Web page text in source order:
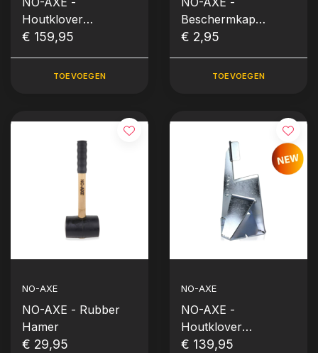
Houtklover
gegalvaniseerd met
€ 159,95
TOEVOEGEN
Beschermkap
Rubber
€ 2,95
TOEVOEGEN
NO-AXE
NO-AXE - Rubber
Hamer
€ 29,95
NO-AXE
NO-AXE -
Houtklover
gegalvaniseerd
€ 139,95